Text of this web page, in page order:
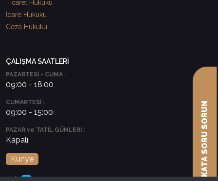
Ticaret Hukuku
İdare Hukuku
Ceza Hukuku
ÇALIŞMA SAATLERİ
PAZARTESİ - CUMA :
09:00 - 18:00
CUMARTESİ :
09:00 - 15:00
PAZAR ve TATİL GÜNLERİ :
Kapalı
Künye AVUKATA SORU SORUN